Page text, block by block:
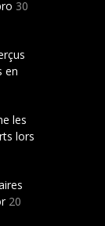
30
en
les
lors
20